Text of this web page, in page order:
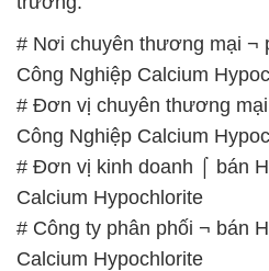
# Nơi chuyên thương mại ¬
Công Nghiệp Calcium
# Đơn vị chuyên thương
Công Nghiệp Calcium
# Đơn vị kinh doanh ⌠ bán
Calcium Hypochlorite
# Công ty phân phối ¬ bán
Calcium Hypochlorite